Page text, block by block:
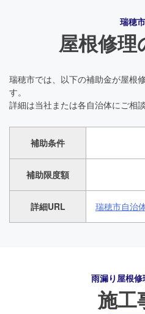
瑞穂
屋根修理
瑞穂市では、以下の補助金が屋根
す。
詳細は当社または各自治体にご相談
補助条件
補助限度額
詳細URL 瑞穂市自治
雨漏り屋根修
施工